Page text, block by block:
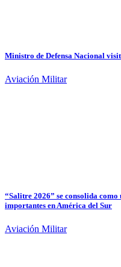
Ministro de Defensa Nacional
Aviación Militar
“Salitre 2026” se consolida
importantes en América del Sur
Aviación Militar